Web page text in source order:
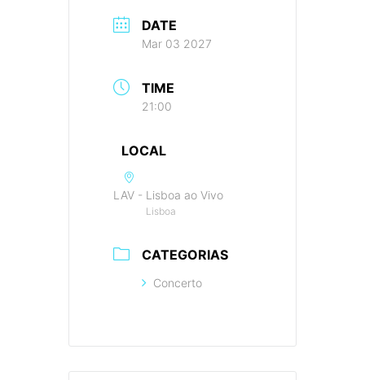
DATE
Mar 03 2027
TIME
21:00
LOCAL
LAV - Lisboa ao Vivo
Lisboa
CATEGORIAS
Concerto